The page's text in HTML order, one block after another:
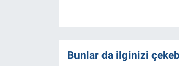
Bunlar da ilginizi